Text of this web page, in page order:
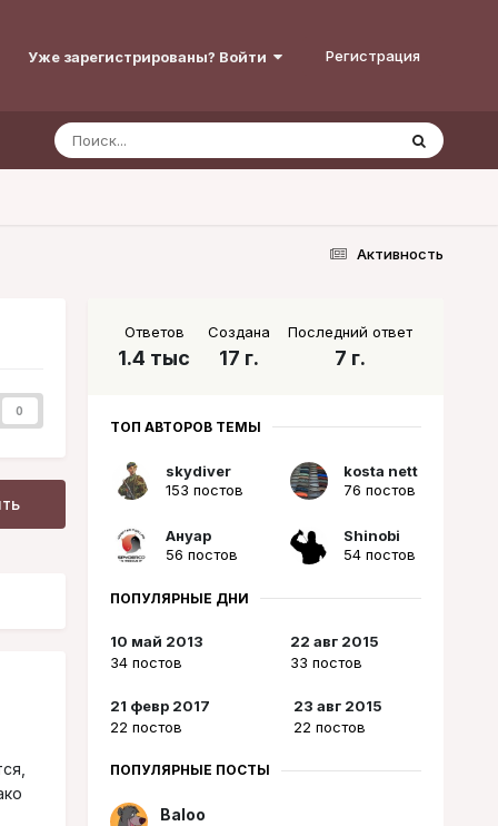
Уже зарегистрированы? Войти Регистрация
Активность
0
Ответов
1.4 тыс
Создана
17 г.
Последний ответ
7 г.
ТОП АВТОРОВ ТЕМЫ
skydiver
153 постов
kosta nett
76 постов
Ануар
56 постов
Shinobi
54 постов
ПОПУЛЯРНЫЕ ДНИ
10 май 2013
34 постов
22 авг 2015
33 постов
21 февр 2017
22 постов
23 авг 2015
22 постов
ПОПУЛЯРНЫЕ ПОСТЫ
Baloo